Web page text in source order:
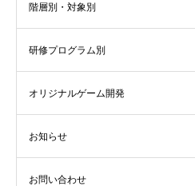
階層別・対象別
研修プログラム別
オリジナルゲーム開発
お知らせ
お問い合わせ